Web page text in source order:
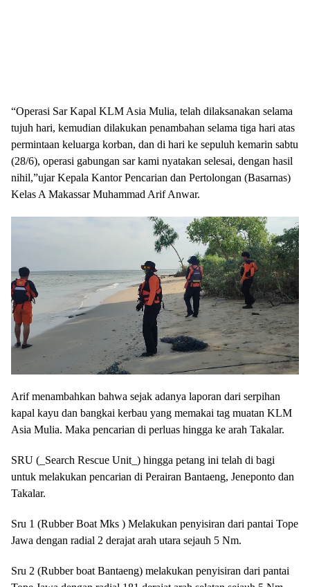
“Operasi Sar Kapal KLM Asia Mulia, telah dilaksanakan selama
tujuh hari, kemudian dilakukan penambahan selama tiga hari atas
permintaan keluarga korban, dan di hari ke sepuluh kemarin sabtu
(28/6), operasi gabungan sar kami nyatakan selesai, dengan hasil
nihil,”ujar Kepala Kantor Pencarian dan Pertolongan (Basarnas)
Kelas A Makassar Muhammad Arif Anwar.
Arif menambahkan bahwa sejak adanya laporan dari serpihan
kapal kayu dan bangkai kerbau yang memakai tag muatan KLM
Asia Mulia. Maka pencarian di perluas hingga ke arah Takalar.
SRU (_Search Rescue Unit_) hingga petang ini telah di bagi
untuk melakukan pencarian di Perairan Bantaeng, Jeneponto dan
Takalar.
Sru 1 (Rubber Boat Mks ) Melakukan penyisiran dari pantai Tope
Jawa dengan radial 2 derajat arah utara sejauh 5 Nm.
Sru 2 (Rubber boat Bantaeng) melakukan penyisiran dari pantai